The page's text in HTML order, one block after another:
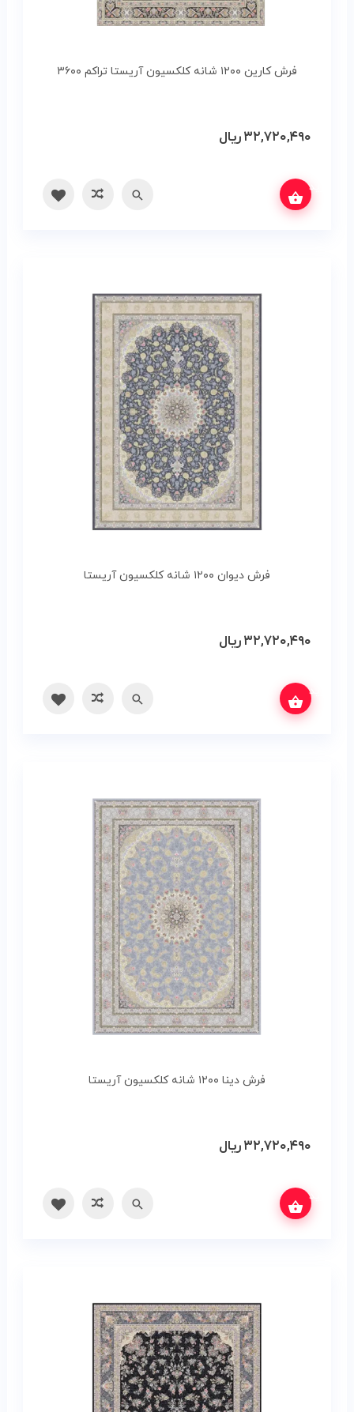
فرش کارین ۱۲۰۰ شانه کلکسیون آریستا تراکم ۳۶۰۰
۳۲,۷۲۰,۴۹۰ریال
مقایسه بگیرید
فرش دیوان ۱۲۰۰ شانه کلکسیون آریستا
۳۲,۷۲۰,۴۹۰ریال
مقایسه بگیرید
فرش دینا ۱۲۰۰ شانه کلکسیون آریستا
۳۲,۷۲۰,۴۹۰ریال
مقایسه بگیرید